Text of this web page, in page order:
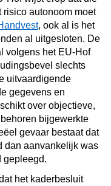
autonoom moet
, ook al is het
al uitgesloten. De
volgens het EU-Hof
slechts
uitvaardigende
gegevens en
over objectieve,
bijgewerkte
gevaar bestaat dat
dan aanvankelijk was
gepleegd.
het kaderbesluit